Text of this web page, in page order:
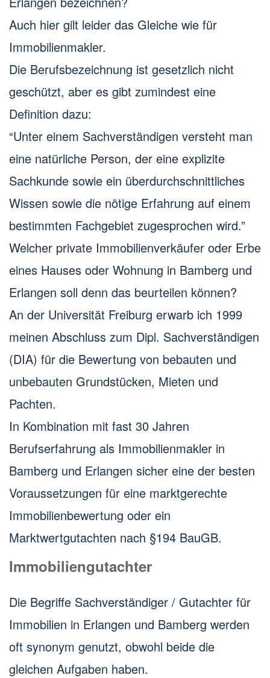
Auch hier gilt leider das Gleiche wie für
Immobilienmakler.
Die Berufsbezeichnung ist gesetzlich nicht
geschützt, aber es gibt zumindest eine
Definition dazu:
“Unter einem Sachverständigen versteht man
eine natürliche Person, der eine explizite
Sachkunde sowie ein überdurchschnittliches
Wissen sowie die nötige Erfahrung auf einem
bestimmten Fachgebiet zugesprochen wird.”
Welcher private Immobilienverkäufer oder Erbe
eines Hauses oder Wohnung in Bamberg und
Erlangen soll denn das beurteilen können?
An der Universität Freiburg erwarb ich 1999
meinen Abschluss zum Dipl. Sachverständigen
(DIA) für die Bewertung von bebauten und
unbebauten Grundstücken, Mieten und
Pachten.
In Kombination mit fast 30 Jahren
Berufserfahrung als Immobilienmakler in
Bamberg und Erlangen sicher eine der besten
Voraussetzungen für eine marktgerechte
Immobilienbewertung oder ein
Marktwertgutachten nach §194 BauGB.
Immobiliengutachter
Die Begriffe Sachverständiger / Gutachter für
Immobilien in Erlangen und Bamberg werden
oft synonym genutzt, obwohl beide die
gleichen Aufgaben haben.